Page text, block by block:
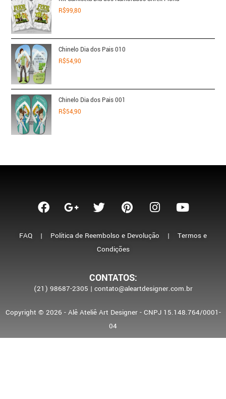
R$99,80
Chinelo Dia dos Pais 010
R$54,90
Chinelo Dia dos Pais 001
R$54,90
FAQ | Política de Reembolso e Devolução | Termos e
Condições
CONTATOS:
(21) 98687-2305 | contato@aleartdesigner.com.br
Copyright © 2026 - Alê Ateliê Art Designer - CNPJ 15.148.764/0001-
04